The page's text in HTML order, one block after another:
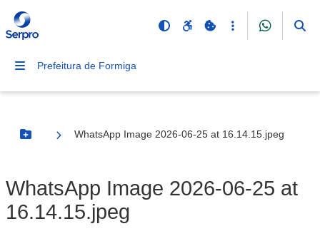
Prefeitura de Formiga
Botão Menu
WhatsApp Image 2026-06-25 at 16.14.15.jpeg
WhatsApp Image 2026-06-25 at
16.14.15.jpeg